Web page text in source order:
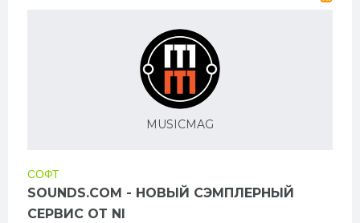
MUSICMAG
СОФТ
SOUNDS.COM - НОВЫЙ СЭМПЛЕРНЫЙ
СЕРВИС ОТ NI